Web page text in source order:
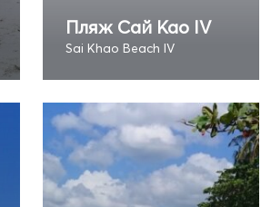
Пляж Сай Као IV
Sai Khao Beach IV